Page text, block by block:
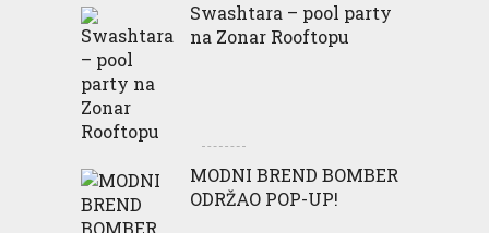
Swashtara – pool party
na Zonar Rooftopu
MODNI BREND BOMBER
ODRŽAO POP-UP!